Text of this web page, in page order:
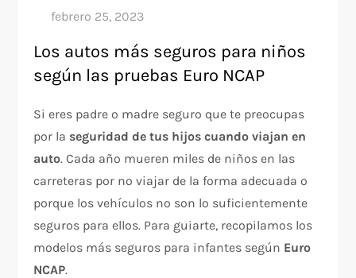
Los autos más seguros para niños
según las pruebas Euro NCAP
Si eres padre o madre seguro que te preocupas
por la seguridad de tus hijos cuando viajan en
auto. Cada año mueren miles de niños en las
carreteras por no viajar de la forma adecuada o
porque los vehículos no son lo suficientemente
seguros para ellos. Para guiarte, recopilamos los
modelos más seguros para infantes según Euro
NCAP.